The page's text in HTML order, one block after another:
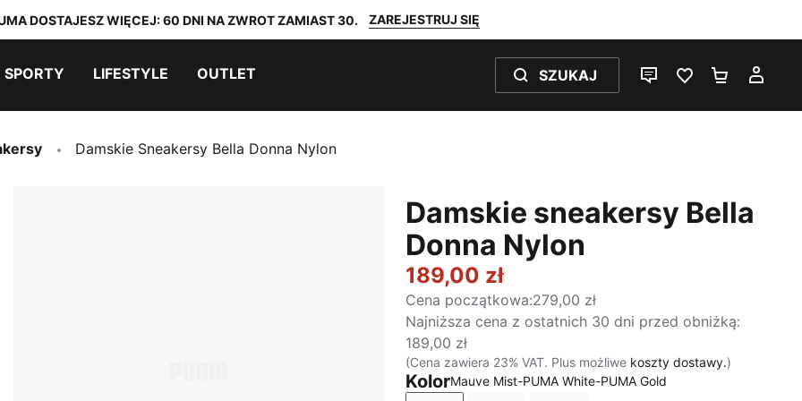
DOSTAJESZ WIĘCEJ: 60 DNI NA ZWROT ZAMIAST 30. ZAREJESTRUJ SIĘ
SPORTY LIFESTYLE OUTLET SZUKAJ
CZAT NA ŻYWO
ULUBIONE 0
KOSZYK
Damskie Sneakersy Bella Donna Nylon
Damskie sneakersy Bella
Donna Nylon
189,00 zł
Cena początkowa:279,00 zł
Najniższa cena z ostatnich 30 dni przed obniżką:
189,00 zł
(Cena zawiera 23% VAT. Plus możliwe koszty dostawy.)
KolorMauve Mist-PUMA White-PUMA Gold